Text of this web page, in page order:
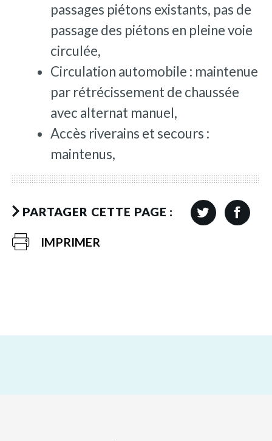
passages piétons existants, pas de
passage des piétons en pleine voie
circulée,
Circulation automobile : maintenue
par rétrécissement de chaussée
avec alternat manuel,
Accès riverains et secours :
maintenus,
PARTAGER CETTE PAGE :
IMPRIMER